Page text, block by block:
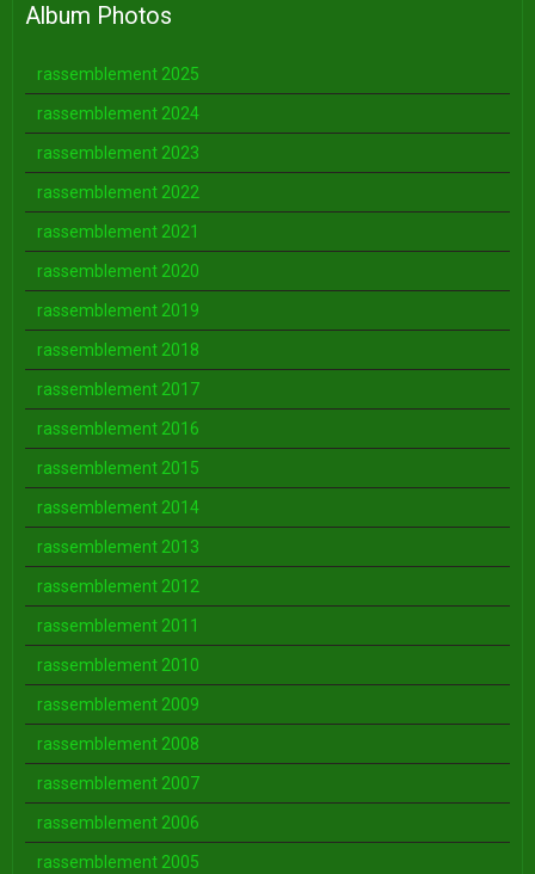
Album Photos
rassemblement 2025
rassemblement 2024
rassemblement 2023
rassemblement 2022
rassemblement 2021
rassemblement 2020
rassemblement 2019
rassemblement 2018
rassemblement 2017
rassemblement 2016
rassemblement 2015
rassemblement 2014
rassemblement 2013
rassemblement 2012
rassemblement 2011
rassemblement 2010
rassemblement 2009
rassemblement 2008
rassemblement 2007
rassemblement 2006
rassemblement 2005